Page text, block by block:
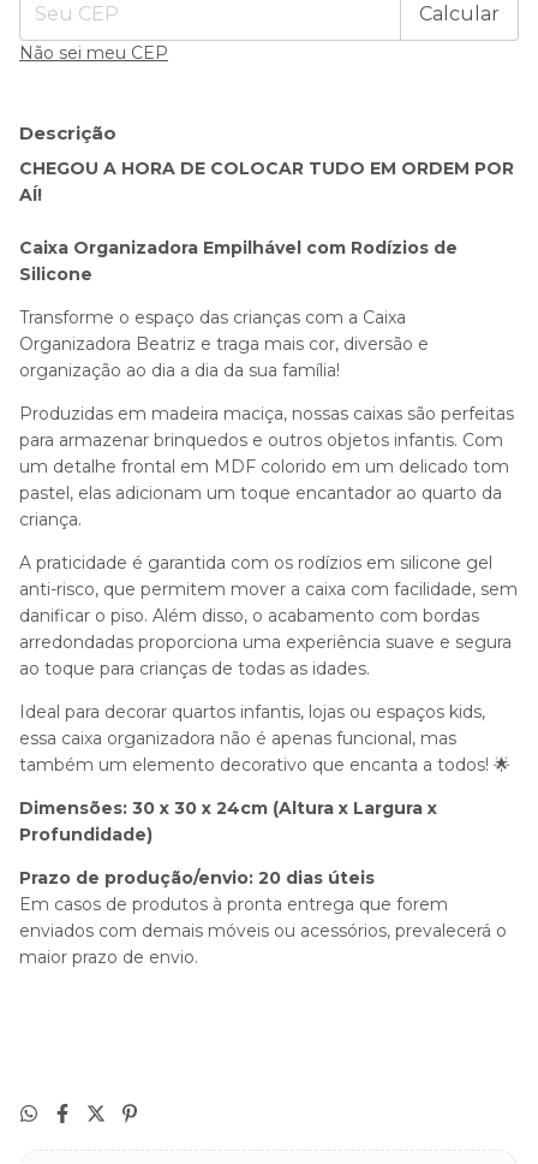
Calcular
Não sei meu CEP
Descrição
CHEGOU A HORA DE COLOCAR TUDO EM ORDEM POR
AÍ!
Caixa Organizadora Empilhável com Rodízios de
Silicone
Transforme o espaço das crianças com a Caixa
Organizadora Beatriz e traga mais cor, diversão e
organização ao dia a dia da sua família!
Produzidas em madeira maciça, nossas caixas são perfeitas
para armazenar brinquedos e outros objetos infantis. Com
um detalhe frontal em MDF colorido em um delicado tom
pastel, elas adicionam um toque encantador ao quarto da
criança.
A praticidade é garantida com os rodízios em silicone gel
anti-risco, que permitem mover a caixa com facilidade, sem
danificar o piso. Além disso, o acabamento com bordas
arredondadas proporciona uma experiência suave e segura
ao toque para crianças de todas as idades.
Ideal para decorar quartos infantis, lojas ou espaços kids,
essa caixa organizadora não é apenas funcional, mas
também um elemento decorativo que encanta a todos! 🌟
Dimensões: 30 x 30 x 24cm (Altura x Largura x
Profundidade)
Prazo de produção/envio: 20 dias úteis
Em casos de produtos à pronta entrega que forem
enviados com demais móveis ou acessórios, prevalecerá o
maior prazo de envio.